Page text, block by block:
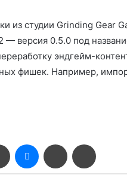
из студии Grinding Gear
— версия 0.5.0 под
эндгейм-
фишек. Например,
Одноклассники
MessengerПоделиться
через
электронную